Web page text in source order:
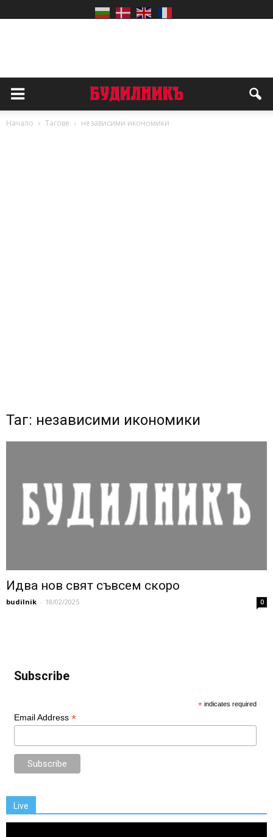
Начало Тагове независими икономики
Таг: независими икономики
Идва нов свят съвсем скоро
budilnik - 18/02/2025 0
Subscribe
* indicates required
Email Address *
Live